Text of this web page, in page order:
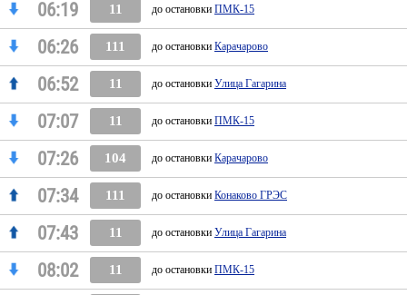
06:19 11 до остановки ПМК-15
06:26 111 до остановки Карачарово
06:52 11 до остановки Улица Гагарина
07:07 11 до остановки ПМК-15
07:26 104 до остановки Карачарово
07:34 111 до остановки Конаково ГРЭС
07:43 11 до остановки Улица Гагарина
08:02 11 до остановки ПМК-15